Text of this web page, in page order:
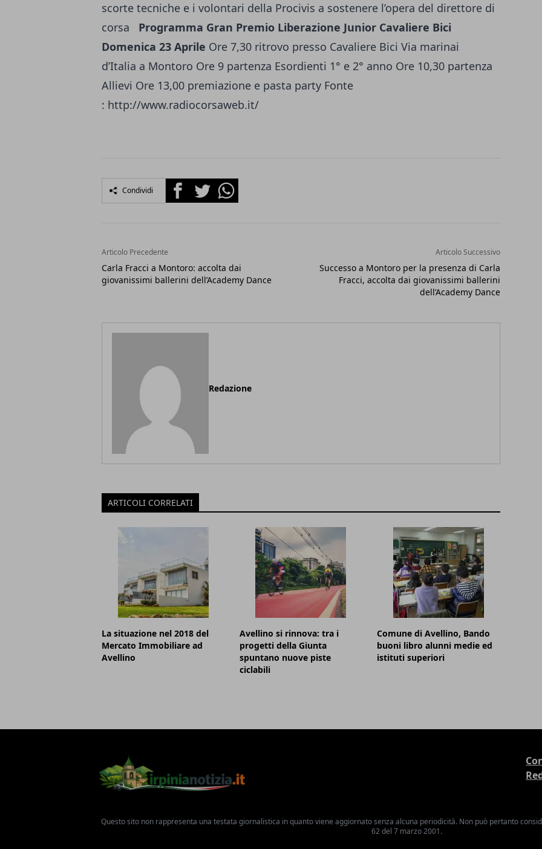
scorte tecniche e i volontari della Procivis a sostenere l’opera del direttore di
corsa Programma Gran Premio Liberazione Junior Cavaliere Bici
Domenica 23 Aprile Ore 7,30 ritrovo presso Cavaliere Bici Via marinai
d’Italia a Montoro Ore 9 partenza Esordienti 1° e 2° anno Ore 10,30 partenza
Allievi Ore 13,00 premiazione e pasta party Fonte
: http://www.radiocorsaweb.it/
Condividi FacebookTwitterWhatsapp
Articolo Precedente
Carla Fracci a Montoro: accolta dai
giovanissimi ballerini dell’Academy Dance
Articolo Successivo
Successo a Montoro per la presenza di Carla
Fracci, accolta dai giovanissimi ballerini
dell’Academy Dance
Redazione
ARTICOLI CORRELATI
La situazione nel 2018 del
Mercato Immobiliare ad
Avellino
Avellino si rinnova: tra i
progetti della Giunta
spuntano nuove piste
ciclabili
Comune di Avellino, Bando
buoni libro alunni medie ed
istituti superiori
Questo sito non rappresenta una testata giornalistica in quanto viene aggiornato senza alcuna periodicità. Non può pertanto
62 del 7 marzo 2001.